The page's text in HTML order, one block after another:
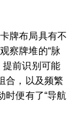
牌布局具有不
察牌堆的“脉
提前识别可能
合，以及频繁
时便有了“导航